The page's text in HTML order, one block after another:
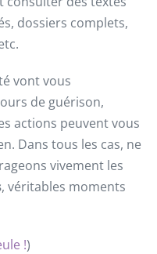
dossiers complets,
vont vous
de guérison,
actions peuvent vous
Dans tous les cas, ne
vivement les
, véritables moments
!)